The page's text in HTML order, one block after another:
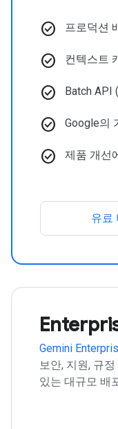
check_circle 프로덕션
check_circle 컨텍스트
check_circle Batch API
check_circle Google의
check_circle 제품 개선
유료
Gemini
보안, 지원, 규
있는 대규모 배